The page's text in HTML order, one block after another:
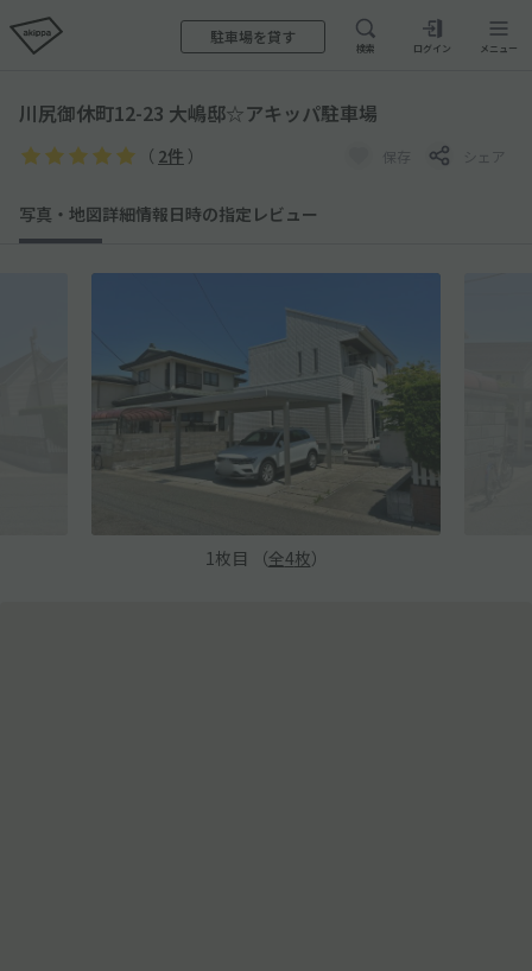
駐車場を貸す
検索 ログイン メニュー
川尻御休町12-23 大嶋邸☆アキッパ駐車場
（ 2件 ） 保存 シェア
写真・地図詳細情報日時の指定 レビュー
1 枚目 （全4枚）